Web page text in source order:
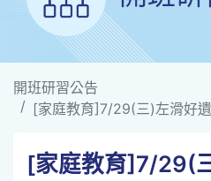
開班研習公告
[家庭教育]7/29(三)左滑好
[家庭教育]7/29(